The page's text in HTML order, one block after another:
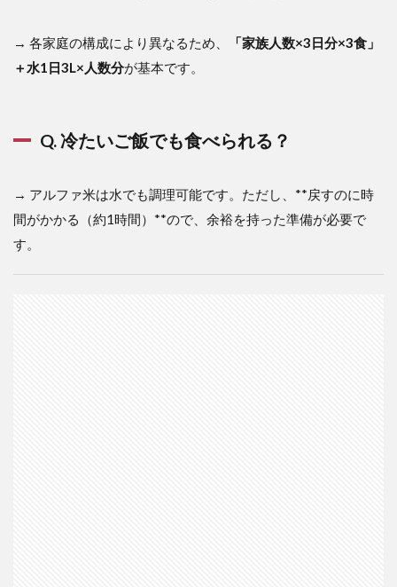
→ 各家庭の構成により異なるため、
「家族人数×3日分×3食」
＋水1日3L×人数分が基本です。
Q. 冷たいご飯でも食べられる？
→ アルファ米は水でも調理可能です。ただし、**戻すのに時
間がかかる（約1時間）**ので、余裕を持った準備が必要で
す。